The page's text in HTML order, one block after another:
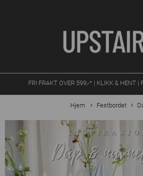
FRI FRAKT OVER 599,-* | KLIKK & HENT |
Hjem Festbordet